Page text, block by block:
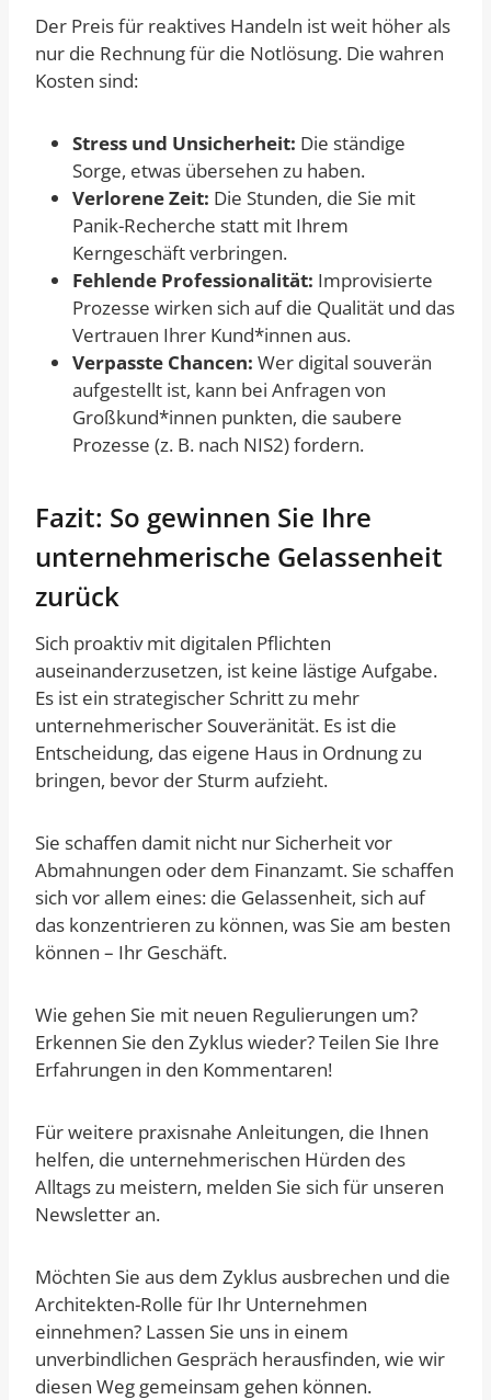
Der Preis für reaktives Handeln ist weit höher als
nur die Rechnung für die Notlösung. Die wahren
Kosten sind:
Stress und Unsicherheit: Die ständige
Sorge, etwas übersehen zu haben.
Verlorene Zeit: Die Stunden, die Sie mit
Panik-Recherche statt mit Ihrem
Kerngeschäft verbringen.
Fehlende Professionalität: Improvisierte
Prozesse wirken sich auf die Qualität und das
Vertrauen Ihrer Kund*innen aus.
Verpasste Chancen: Wer digital souverän
aufgestellt ist, kann bei Anfragen von
Großkund*innen punkten, die saubere
Prozesse (z. B. nach NIS2) fordern.
Fazit: So gewinnen Sie Ihre
unternehmerische Gelassenheit
zurück
Sich proaktiv mit digitalen Pflichten
auseinanderzusetzen, ist keine lästige Aufgabe.
Es ist ein strategischer Schritt zu mehr
unternehmerischer Souveränität. Es ist die
Entscheidung, das eigene Haus in Ordnung zu
bringen, bevor der Sturm aufzieht.
Sie schaffen damit nicht nur Sicherheit vor
Abmahnungen oder dem Finanzamt. Sie schaffen
sich vor allem eines: die Gelassenheit, sich auf
das konzentrieren zu können, was Sie am besten
können – Ihr Geschäft.
Wie gehen Sie mit neuen Regulierungen um?
Erkennen Sie den Zyklus wieder? Teilen Sie Ihre
Erfahrungen in den Kommentaren!
Für weitere praxisnahe Anleitungen, die Ihnen
helfen, die unternehmerischen Hürden des
Alltags zu meistern, melden Sie sich für unseren
Newsletter an.
Möchten Sie aus dem Zyklus ausbrechen und die
Architekten-Rolle für Ihr Unternehmen
einnehmen? Lassen Sie uns in einem
unverbindlichen Gespräch herausfinden, wie wir
diesen Weg gemeinsam gehen können.